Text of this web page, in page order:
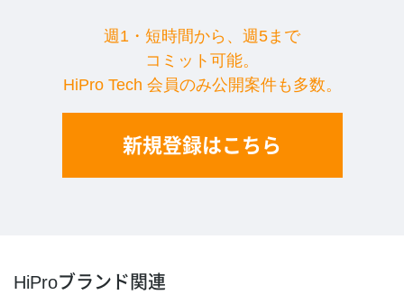
週1・短時間から、週5まで
コミット可能。
HiPro Tech 会員のみ公開案件も多数。
新規登録はこちら
HiProブランド関連